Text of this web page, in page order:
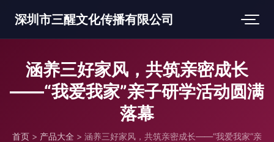
深圳市三醒文化传播有限公司
涵养三好家风，共筑亲密成长
——“我爱我家”亲子研学活动圆满
落幕
首页 > 产品大全 > 涵养三好家风，共筑亲密成长——“我爱我家”亲